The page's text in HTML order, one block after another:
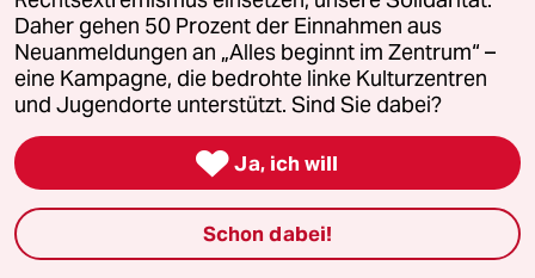
team zukunft
taz frisch
taz zahl ich
taz lab Infobrief
Daher gehen 50 Prozent der Einnahmen aus
Neuanmeldungen an „Alles beginnt im Zentrum“ –
eine Kampagne, die bedrohte linke Kulturzentren
und Jugendorte unterstützt. Sind Sie dabei?
 Ja, ich will
Schon dabei!